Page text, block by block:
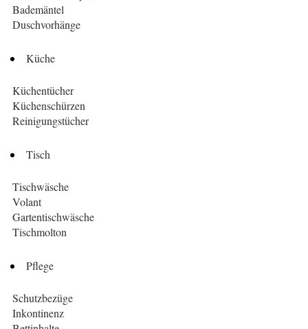
Bademäntel
Duschvorhänge
Küche
Küchentücher
Küchenschürzen
Reinigungstücher
Tisch
Tischwäsche
Volant
Gartentischwäsche
Tischmolton
Pflege
Schutzbezüge
Inkontinenz